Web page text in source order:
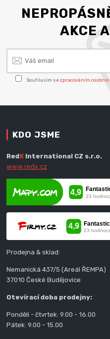
AKCE
Souhlasím sezpracováním
KDO JSME
RedX International CZ s.r.o.
www.redx.cz
Prodejna & sklad:
Nemanická 437/5 (Areál ŘEMPA)
37010 České Budějovice
Otevírací doba prodejny:
Pondělí - čtvrtek: 9.00 - 16.00
Pátek: 9.00 - 15.00